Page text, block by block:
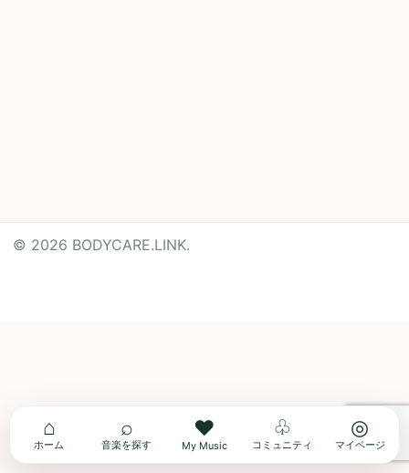
⌂
ホーム
⌕
音楽を探す
♥
My Music
♧
コミュニティ
◎
マイページ
© 2026 BODYCARE.LINK.